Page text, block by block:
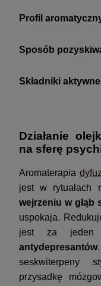
Profil
Sposób
Składniki aktywne
Działanie
na sferę
Aromaterapia
jest w rytuałach
wejrzeniu w głąb
uspokaja.
jest za
antydepresantów
seskwiterpeny
przysadkę